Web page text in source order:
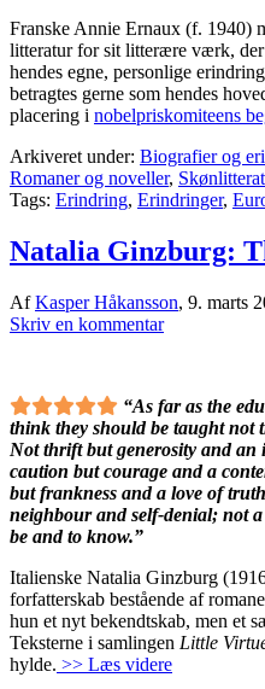
Franske Annie Ernaux (f. 1940)
litteratur for sit litterære værk,
hendes egne, personlige
betragtes gerne som hendes
placering i nobelpriskomiteens
Arkiveret under: Biografier og
Romaner og noveller,
Tags: Erindring, Erindringer,
Natalia Ginzburg:
AfKasper Håkansson, 9. marts
Skriv en kommentar
“As far as the
think they should be taught not
Not thrift but generosity and an
caution but courage and a
but frankness and a love of
neighbour and self-denial; not a
be and to know.”
Italienske Natalia Ginzburg
forfatterskab bestående af
hun et nyt bekendtskab, men et
Teksterne i samlingen Little
hylde. >> Læs videre